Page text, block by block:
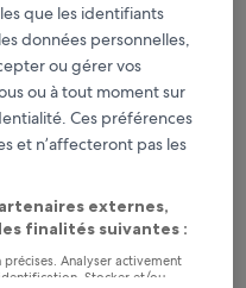
Le
est
de
182 €
182 €
19 août - 20 août
que les identifiants
données personnelles,
ou gérer vos
ou à tout moment sur
Ces préférences
et n’affecteront pas les
externes,
finalités suivantes :
Analyser activement
Stocker et/ou